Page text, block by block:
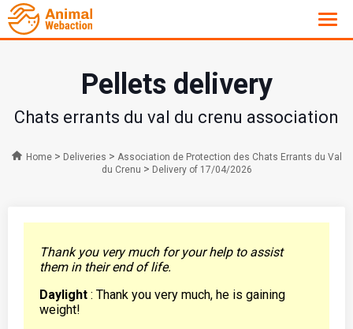
Pellets delivery
Chats errants du val du crenu association
Home > Deliveries > Association de Protection des Chats Errants du Val
du Crenu > Delivery of 17/04/2026
Thank you very much for your help to assist
them in their end of life.
Daylight : Thank you very much, he is gaining
weight!